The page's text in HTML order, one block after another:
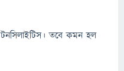
তবে কমন হল